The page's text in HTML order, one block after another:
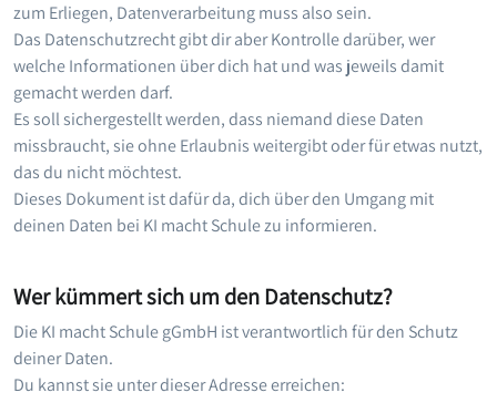
zum Erliegen, Datenverarbeitung muss also sein.
Das Datenschutzrecht gibt dir aber Kontrolle darüber, wer
welche Informationen über dich hat und was jeweils damit
gemacht werden darf.
Es soll sichergestellt werden, dass niemand diese Daten
missbraucht, sie ohne Erlaubnis weitergibt oder für etwas nutzt,
das du nicht möchtest.
Dieses Dokument ist dafür da, dich über den Umgang mit
deinen Daten bei KI macht Schule zu informieren.
Wer kümmert sich um den Datenschutz?
Die KI macht Schule gGmbH ist verantwortlich für den Schutz
deiner Daten.
Du kannst sie unter dieser Adresse erreichen: